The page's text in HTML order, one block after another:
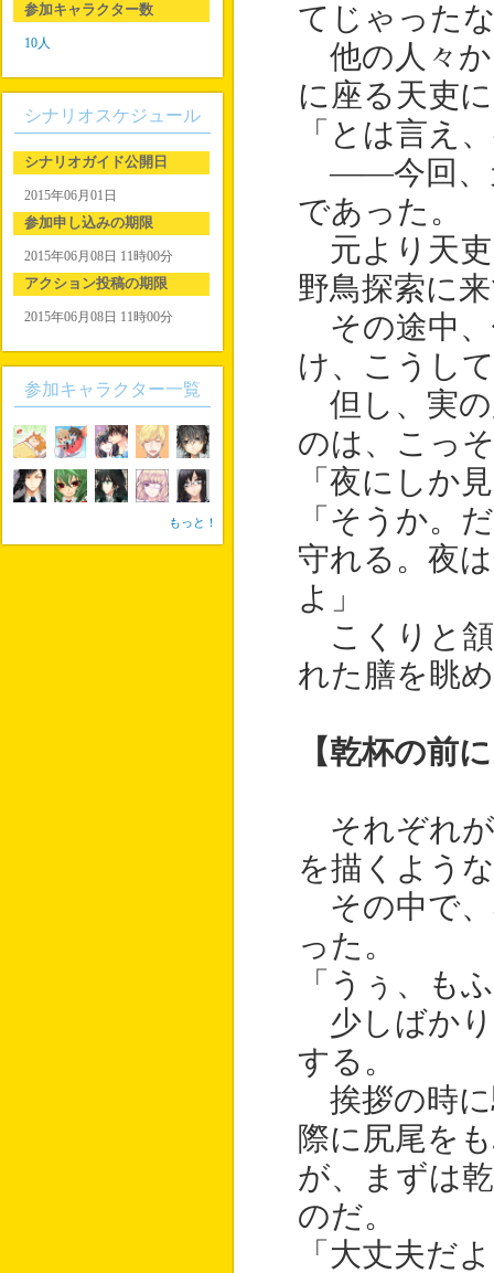
てじゃった
他の人々か
に座る天吏
「とは言え
――今回、
であった。
元より天吏
野鳥探索に
その途中、
け、こうし
但し、実の
のは、こっ
「夜にしか
「そうか。
守れる。夜
よ」
こくりと頷
れた膳を眺
【乾杯の前
それぞれが
を描くよう
その中で、
った。
「うぅ、も
少しばか
する。
挨拶の時に
際に尻尾を
が、まずは
のだ。
「大丈夫だ
参加キャラクター数
10人
シナリオスケジュール
シナリオガイド公開日
2015年06月01日
参加申し込みの期限
2015年06月08日 11時00分
アクション投稿の期限
2015年06月08日 11時00分
参加キャラクター一覧
もっと！